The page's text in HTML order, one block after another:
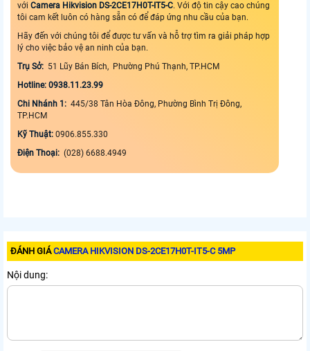
với Camera Hikvision DS-2CE17H0T-IT5-C. Với độ tin cậy cao chúng
tôi cam kết luôn có hàng sẵn có để đáp ứng nhu cầu của bạn.
Hãy đến với chúng tôi để được tư vấn và hỗ trợ tìm ra giải pháp hợp
lý cho việc bảo vệ an ninh của bạn.
Trụ Sở: 51 Lũy Bán Bích, Phường Phú Thạnh, TP.HCM
Hotline: 0938.11.23.99
Chi Nhánh 1: 445/38 Tân Hòa Đông, Phường Bình Trị Đông,
TP.HCM
Kỹ Thuật: 0906.855.330
Điện Thoại: (028) 6688.4949
ĐÁNH GIÁCAMERA HIKVISION DS-2CE17H0T-IT5-C 5MP
Nội dung: